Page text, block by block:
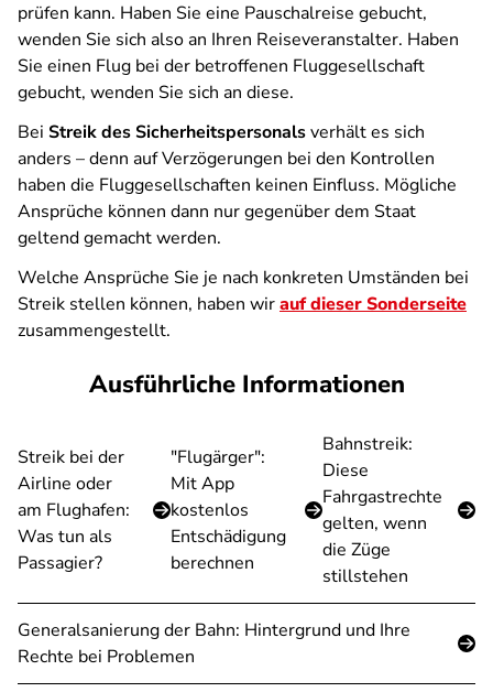
prüfen kann. Haben Sie eine Pauschalreise gebucht,
wenden Sie sich also an Ihren Reiseveranstalter. Haben
Sie einen Flug bei der betroffenen Fluggesellschaft
gebucht, wenden Sie sich an diese.
Bei Streik des Sicherheitspersonalsverhält es sich
anders – denn auf Verzögerungen bei den Kontrollen
haben die Fluggesellschaften keinen Einfluss. Mögliche
Ansprüche können dann nur gegenüber dem Staat
geltend gemacht werden.
Welche Ansprüche Sie je nach konkreten Umständen bei
Streik stellen können, haben wirauf dieser Sonderseite
zusammengestellt.
Ausführliche Informationen
Streik bei der
Airline oder
am Flughafen:
Was tun als
Passagier?
"Flugärger":
Mit App
kostenlos
Entschädigung
berechnen
Bahnstreik:
Diese
Fahrgastrechte
gelten, wenn
die Züge
stillstehen
Generalsanierung der Bahn: Hintergrund und Ihre
Rechte bei Problemen